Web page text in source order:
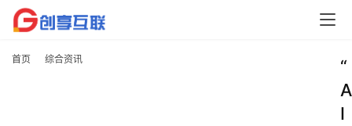
首页 综合资讯
“
A
I